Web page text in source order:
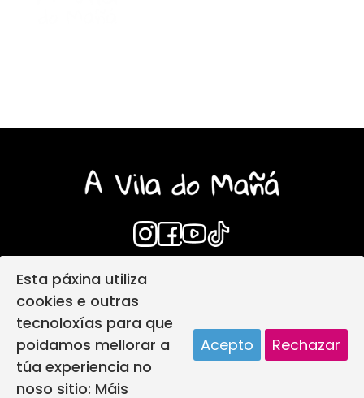
Login
Política de privacidade
Política de protección infantil
Política de Cookies
Deseño web
A vila do mañá creada por
Esta páxina utiliza
cookies e outras
tecnoloxías para que
poidamos mellorar a
túa experiencia no
noso sitio: Máis
Acepto Rechazar